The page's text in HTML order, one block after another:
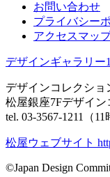
お問い合わせ
プライバシー
アクセスマッ
デザインギャラリー
デザインコレクショ
松屋銀座7Fデザイン
tel. 03-3567-1211（11
松屋ウェブサイト
©Japan Design